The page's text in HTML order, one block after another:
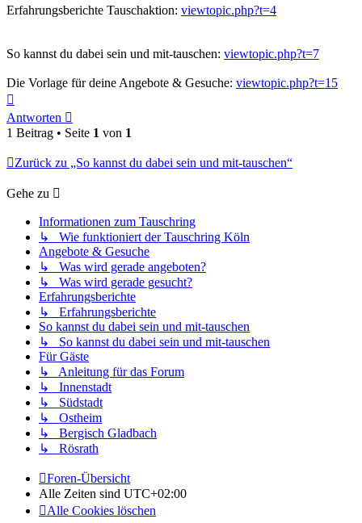
Erfahrungsberichte Tauschaktion: viewtopic.php?t=4
So kannst du dabei sein und mit-tauschen: viewtopic.php?t=7
Die Vorlage für deine Angebote & Gesuche: viewtopic.php?t=15
oben
Antworten
1 Beitrag • Seite 1 von 1
Zurück zu „So kannst du dabei sein und mit-tauschen“
Gehe zu
Informationen zum Tauschring
↳ Wie funktioniert der Tauschring Köln
Angebote & Gesuche
↳ Was wird gerade angeboten?
↳ Was wird gerade gesucht?
Erfahrungsberichte
↳ Erfahrungsberichte
So kannst du dabei sein und mit-tauschen
↳ So kannst du dabei sein und mit-tauschen
Für Gäste
↳ Anleitung für das Forum
↳ Innenstadt
↳ Südstadt
↳ Ostheim
↳ Bergisch Gladbach
↳ Rösrath
Foren-Übersicht
Alle Zeiten sind UTC+02:00
Alle Cookies löschen